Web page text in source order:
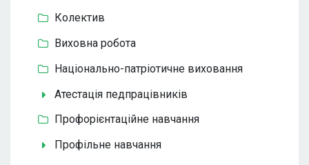
Колектив
Виховна робота
Національно-патріотичне виховання
Атестація педпрацівників
Профорієнтаційне навчання
Профільне навчання